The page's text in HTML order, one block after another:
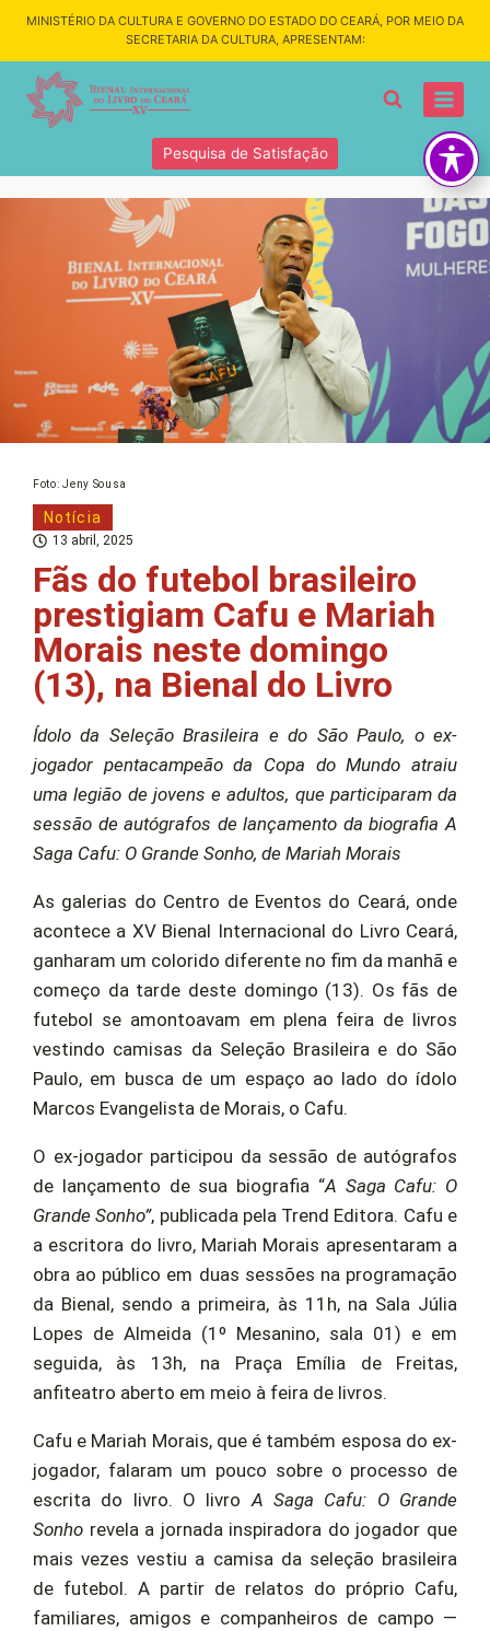
MINISTÉRIO DA CULTURA E GOVERNO DO ESTADO DO CEARÁ, POR MEIO DA
SECRETARIA DA CULTURA, APRESENTAM:
Pesquisa de Satisfação
Foto: Jeny Sousa
Notícia
13 abril, 2025
Fãs do futebol brasileiro
prestigiam Cafu e Mariah
Morais neste domingo
(13), na Bienal do Livro
Ídolo da Seleção Brasileira e do São Paulo, o ex-
jogador pentacampeão da Copa do Mundo atraiu
uma legião de jovens e adultos, que participaram da
sessão de autógrafos de lançamento da biografia A
Saga Cafu: O Grande Sonho, de Mariah Morais
As galerias do Centro de Eventos do Ceará, onde
acontece a XV Bienal Internacional do Livro Ceará,
ganharam um colorido diferente no fim da manhã e
começo da tarde deste domingo (13). Os fãs de
futebol se amontoavam em plena feira de livros
vestindo camisas da Seleção Brasileira e do São
Paulo, em busca de um espaço ao lado do ídolo
Marcos Evangelista de Morais, o Cafu.
O ex-jogador participou da sessão de autógrafos
de lançamento de sua biografia “A Saga Cafu: O
Grande Sonho”, publicada pela Trend Editora. Cafu e
a escritora do livro, Mariah Morais apresentaram a
obra ao público em duas sessões na programação
da Bienal, sendo a primeira, às 11h, na Sala Júlia
Lopes de Almeida (1º Mesanino, sala 01) e em
seguida, às 13h, na Praça Emília de Freitas,
anfiteatro aberto em meio à feira de livros.
Cafu e Mariah Morais, que é também esposa do ex-
jogador, falaram um pouco sobre o processo de
escrita do livro. O livro A Saga Cafu: O Grande
Sonho revela a jornada inspiradora do jogador que
mais vezes vestiu a camisa da seleção brasileira
de futebol. A partir de relatos do próprio Cafu,
familiares, amigos e companheiros de campo —